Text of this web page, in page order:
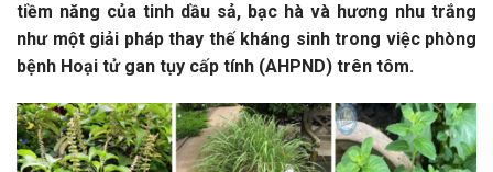
tiềm năng của tinh dầu sả, bạc hà và hương nhu trắng
như một giải pháp thay thế kháng sinh trong việc phòng
bệnh Hoại tử gan tụy cấp tính (AHPND) trên tôm.